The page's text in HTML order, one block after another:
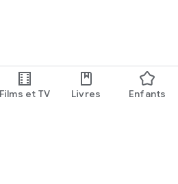
Films et TV Livres Enfants